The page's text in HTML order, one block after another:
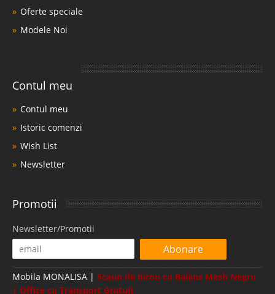
Oferte speciale
Modele Noi
Contul meu
Contul meu
Istoric comenzi
Wish List
Newsletter
Promotii
Newsletter/Promotii
Abonare
Mobila MONALISA | Scaun de birou cu Balans Mesh Negru
| Office cu Transport Gratuit